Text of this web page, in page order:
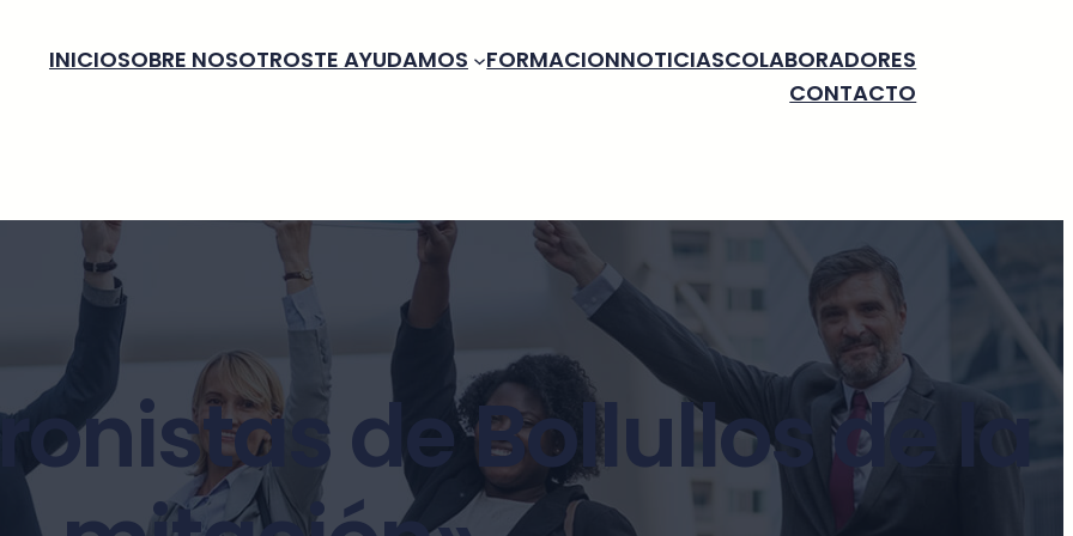
INICIOSOBRE NOSOTROSTE AYUDAMOS FORMACIONNOTICIASCOLABORADORES
CONTACTO
de Bollullos de la